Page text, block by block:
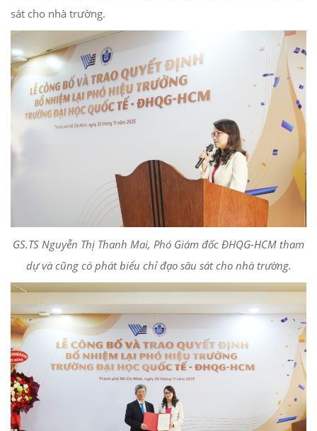
sát cho nhà trường.
GS.TS Nguyễn Thị Thanh Mai, Phó Giám đốc ĐHQG-HCM tham
dự và cũng có phát biểu chỉ đạo sâu sát cho nhà trường.